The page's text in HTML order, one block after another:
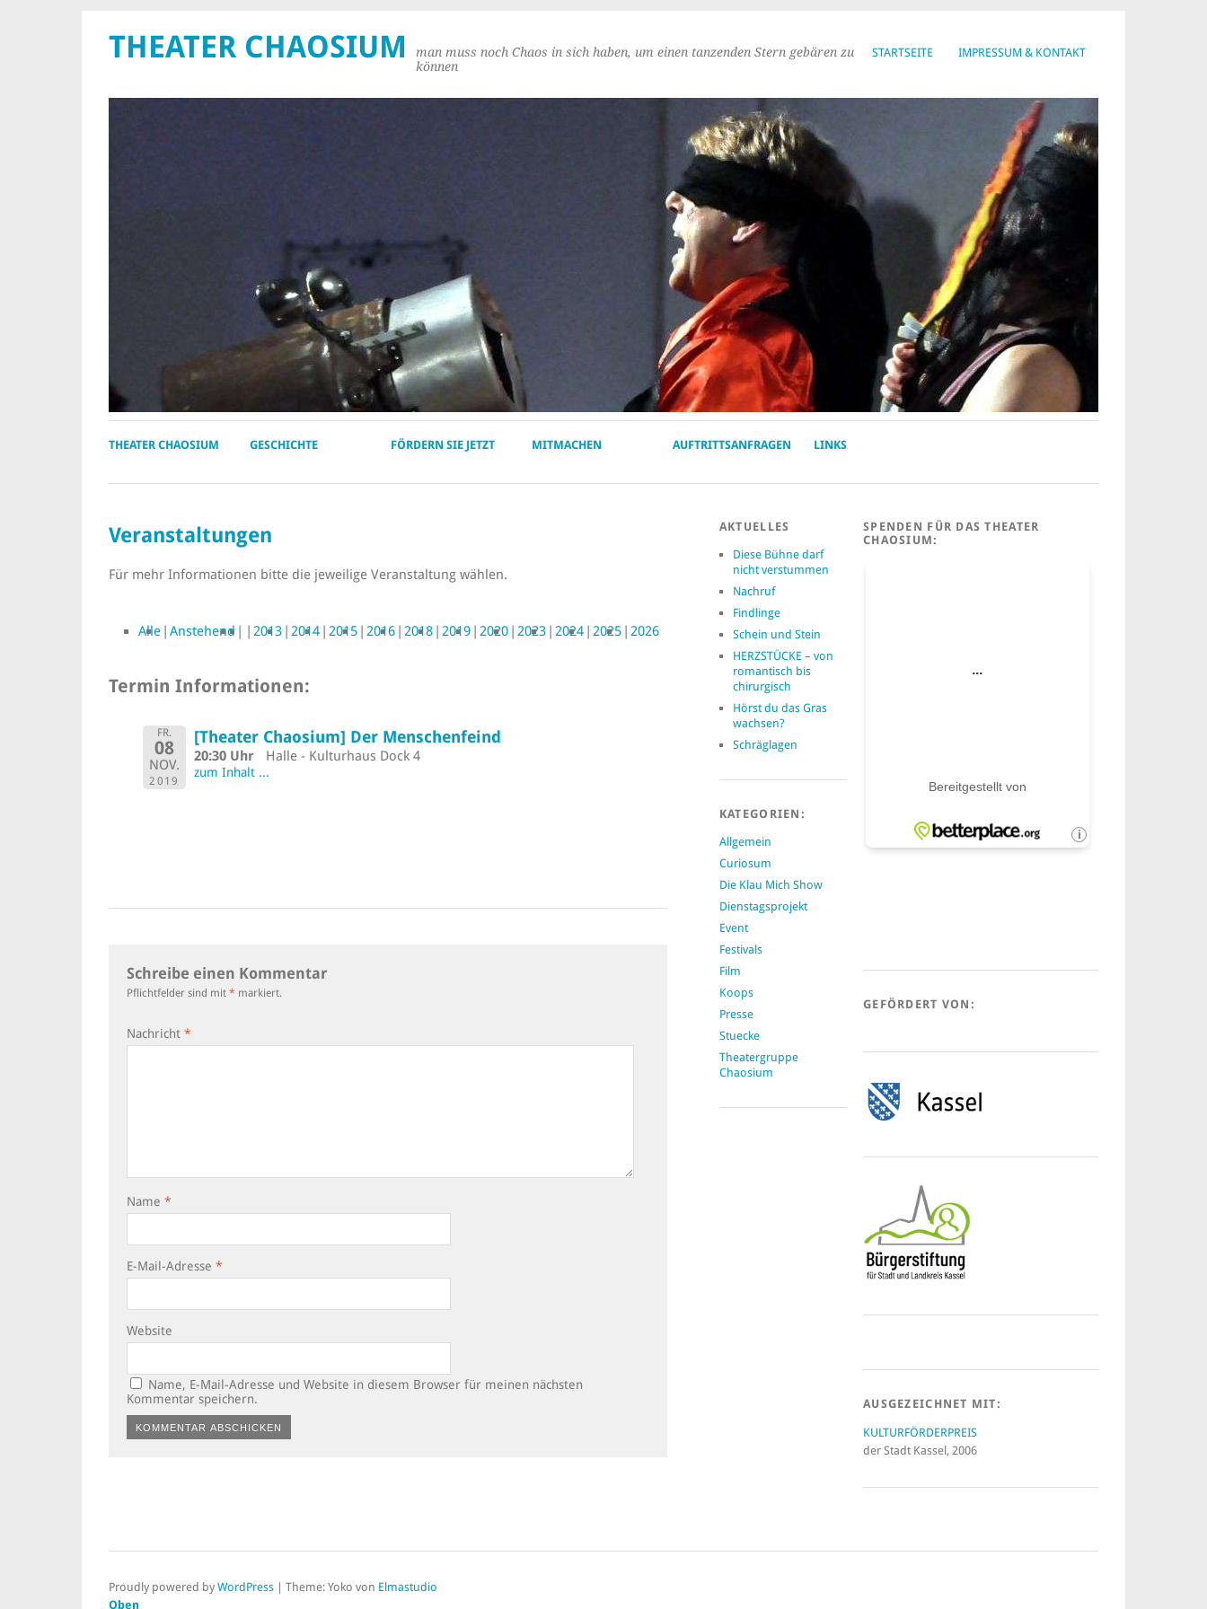
STARTSEITE IMPRESSUM & KONTAKT
THEATER CHAOSIUM
man muss noch Chaos in sich haben, um einen tanzenden Stern gebären zu
können
THEATER CHAOSIUM GESCHICHTE FÖRDERN SIE JETZT MITMACHEN AUFTRITTSANFRAGEN LINKS
Veranstaltungen
Für mehr Informationen bitte die jeweilige Veranstaltung wählen.
Alle Anstehend 2013 2014 2015 2016 2018 2019 2020 2023 2024 2025 2026
Termin Informationen:
FR.
08
NOV.
2019
[Theater Chaosium] Der Menschenfeind
20:30 Uhr Halle - Kulturhaus Dock 4
zum Inhalt ...
Schreibe einen Kommentar
Pflichtfelder sind mit * markiert.
Nachricht *
Name *
E-Mail-Adresse *
Website
Name, E-Mail-Adresse und Website in diesem Browser für meinen nächsten
Kommentar speichern.
AKTUELLES
Diese Bühne darf
nicht verstummen
Nachruf
Findlinge
Schein und Stein
HERZSTÜCKE – von
romantisch bis
chirurgisch
Hörst du das Gras
wachsen?
Schräglagen
KATEGORIEN:
Allgemein
Curiosum
Die Klau Mich Show
Dienstagsprojekt
Event
Festivals
Film
Koops
Presse
Stuecke
Theatergruppe
Chaosium
SPENDEN FÜR DAS THEATER
CHAOSIUM:
GEFÖRDERT VON:
AUSGEZEICHNET MIT:
KULTURFÖRDERPREIS
der Stadt Kassel, 2006
Proudly powered by WordPress Theme: Yoko von Elmastudio
Oben